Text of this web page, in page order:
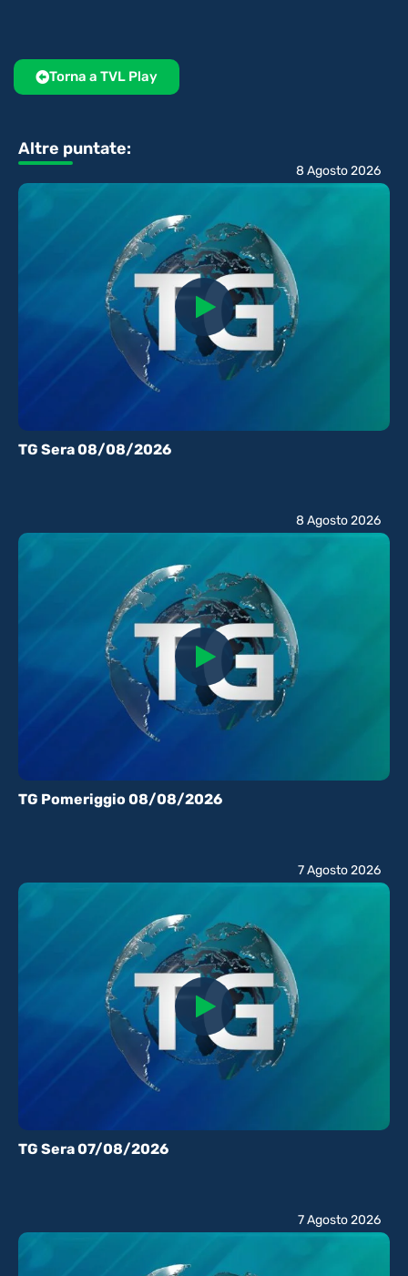
Torna a TVL Play
Altre puntate:
TG Sera 08/08/2026
8 Agosto 2026
TG Pomeriggio 08/08/2026
8 Agosto 2026
TG Sera 07/08/2026
7 Agosto 2026
7 Agosto 2026